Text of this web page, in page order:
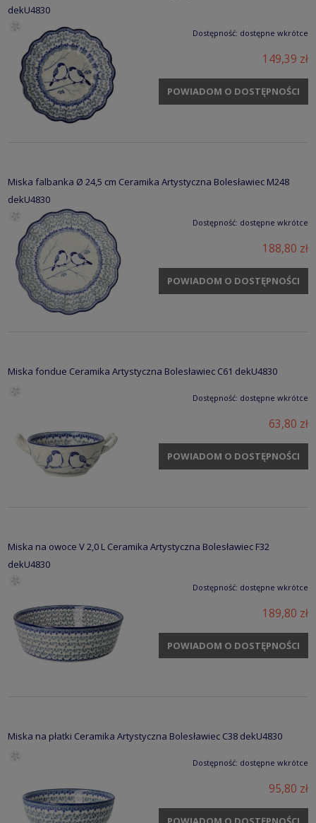
dekU4830
Dostępność: dostępne wkrótce
149,39 zł
POWIADOM O DOSTĘPNOŚCI
Miska falbanka Ø 24,5 cm Ceramika Artystyczna Bolesławiec M248
dekU4830
Dostępność: dostępne wkrótce
188,80 zł
POWIADOM O DOSTĘPNOŚCI
Miska fondue Ceramika Artystyczna Bolesławiec C61 dekU4830
Dostępność: dostępne wkrótce
63,80 zł
POWIADOM O DOSTĘPNOŚCI
Miska na owoce V 2,0 L Ceramika Artystyczna Bolesławiec F32
dekU4830
Dostępność: dostępne wkrótce
189,80 zł
POWIADOM O DOSTĘPNOŚCI
Miska na płatki Ceramika Artystyczna Bolesławiec C38 dekU4830
Dostępność: dostępne wkrótce
95,80 zł